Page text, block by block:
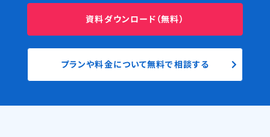
資料ダウンロード（無料）
プランや料金について無料で相談する